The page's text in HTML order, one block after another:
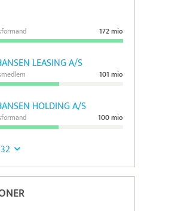
172 mio
LEASING A/S
101 mio
HOLDING A/S
100 mio